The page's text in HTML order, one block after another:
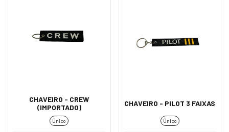
CHAVEIRO - CREW
(IMPORTADO)
Único
CHAVEIRO - PILOT 3 FAIXAS
Único